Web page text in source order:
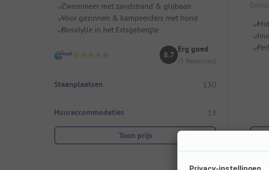
Zwemmeer met zandstrand & glijbaan
Voor gezinnen & kampeerders met hond
Bosidylle in het Ertsgebergte
8.7
Erg goed
(3 Recensies)
Staanplaatsen 130
Huuraccommodaties 13
Toon prijs